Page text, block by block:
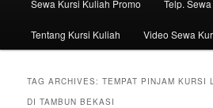
Sewa Kursi Kuliah Promo Telp.
Tentang Kursi Kuliah Video Sewa
TAG ARCHIVES:TEMPAT PINJAM KURSI
DI TAMBUN BEKASI